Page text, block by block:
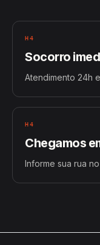
H4
Socorro
Atendimento 24h
H4
Chegamos
Informe sua rua